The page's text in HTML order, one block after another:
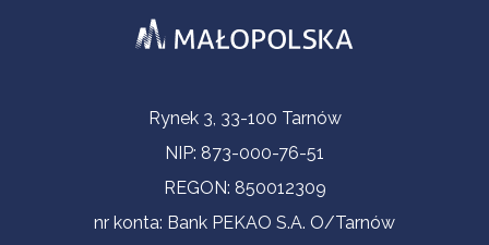
Informacje kontaktoweRynek 3, 33-100 Tarnów
NIP: 873-000-76-51
REGON: 850012309
nr konta: Bank PEKAO S.A. O/Tarnów